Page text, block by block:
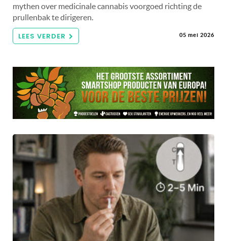
mythen over medicinale cannabis voorgoed richting de
prullenbak te dirigeren.
LEES VERDER 05 mei 2026